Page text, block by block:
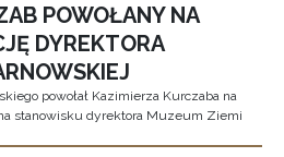
POWOŁANY NA
DYREKTORA
powołał Kazimierza Kurczaba na
stanowisku dyrektora Muzeum Ziemi